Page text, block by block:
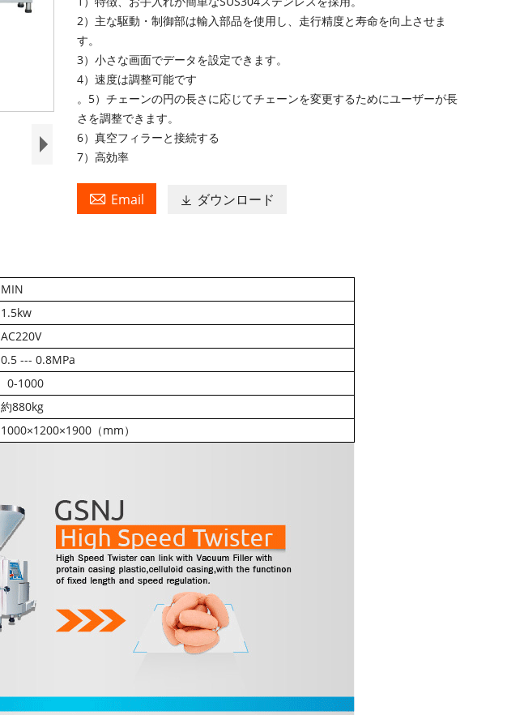
2）主な駆動・制御部は輸入部品を使用し、走行精度と寿命を向上させま
す。
3）小さな画面でデータを設定できます。
4）速度は調整可能です
。5）チェーンの円の長さに応じてチェーンを変更するためにユーザーが長
さを調整できます。
6）真空フィラーと接続する
7）高効率
 Email  ダウンロード
MIN
1.5kw
AC220V
0.5 --- 0.8MPa
0-1000
約880kg
1000×1200×1900（mm）